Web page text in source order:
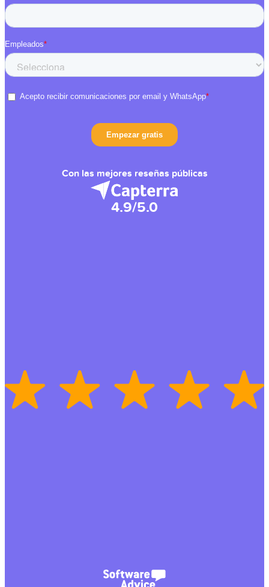
Con las mejores reseñas públicas
4.9/5.0